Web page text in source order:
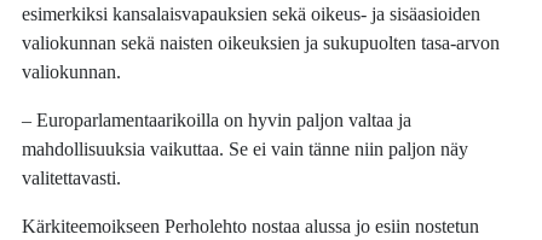
esimerkiksi kansalaisvapauksien sekä oikeus- ja sisäasioiden
valiokunnan sekä naisten oikeuksien ja sukupuolten tasa-arvon
valiokunnan.
– Europarlamentaarikoilla on hyvin paljon valtaa ja
mahdollisuuksia vaikuttaa. Se ei vain tänne niin paljon näy
valitettavasti.
Kärkiteemoikseen Perholehto nostaa alussa jo esiin nostetun